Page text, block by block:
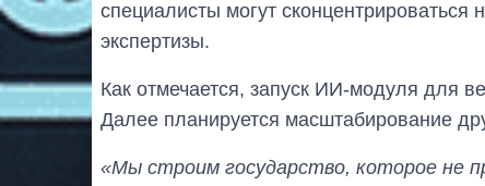
специалисты могут
экспертизы.
Как отмечается, запуск ИИ-модуля для
Далее планируется масштабирование
«Мы строим государство, которое не